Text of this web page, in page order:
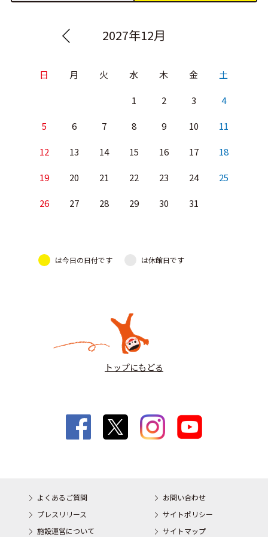
2027年12月
日 月 火 水 木 金 土
1 2 3 4
5 6 7 8 9 10 11
12 13 14 15 16 17 18
19 20 21 22 23 24 25
26 27 28 29 30 31
は今日の日付です は休館日です
トップにもどる
よくあるご質問
お問い合わせ
プレスリリース
サイトポリシー
施設運営について
サイトマップ